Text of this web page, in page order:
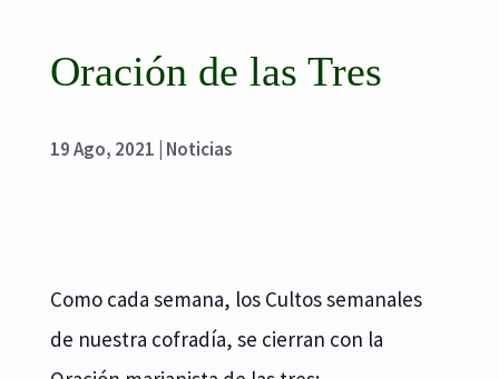
Oración de las Tres
19 Ago, 2021 Noticias
Como cada semana, los Cultos semanales
de nuestra cofradía, se cierran con la